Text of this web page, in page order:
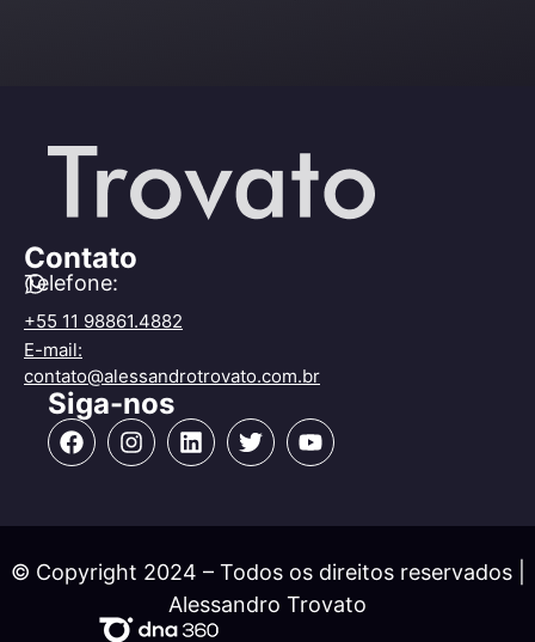
Contato
Telefone:
+55 11 98861.4882
E-mail:
contato@alessandrotrovato.com.br
Siga-nos
© Copyright 2024 – Todos os direitos reservados |
Alessandro Trovato